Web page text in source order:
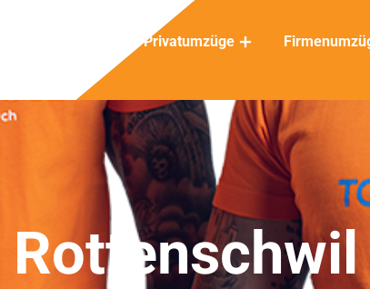
Privatumzüge